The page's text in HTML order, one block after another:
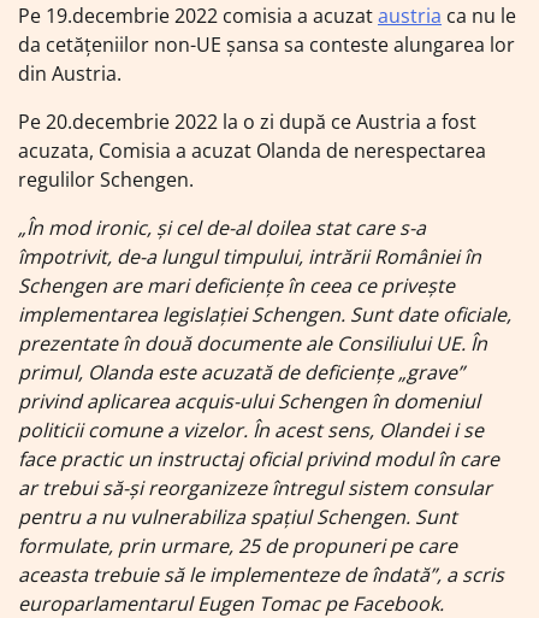
Pe 19.decembrie 2022 comisia a acuzataustria ca nu le
da cetățeniilor non-UE șansa sa conteste alungarea lor
din Austria.
Pe 20.decembrie 2022 la o zi după ce Austria a fost
acuzata, Comisia a acuzat Olanda de nerespectarea
regulilor Schengen.
„În mod ironic, şi cel de-al doilea stat care s-a
împotrivit, de-a lungul timpului, intrării României în
Schengen are mari deficienţe în ceea ce priveşte
implementarea legislaţiei Schengen. Sunt date oficiale,
prezentate în două documente ale Consiliului UE. În
primul, Olanda este acuzată de deficienţe „grave”
privind aplicarea acquis-ului Schengen în domeniul
politicii comune a vizelor. În acest sens, Olandei i se
face practic un instructaj oficial privind modul în care
ar trebui să-şi reorganizeze întregul sistem consular
pentru a nu vulnerabiliza spaţiul Schengen. Sunt
formulate, prin urmare, 25 de propuneri pe care
aceasta trebuie să le implementeze de îndată”, a scris
europarlamentarul Eugen Tomac pe Facebook.